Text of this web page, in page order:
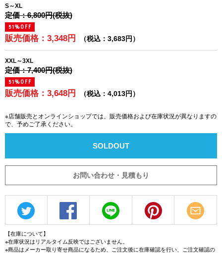
S～XL
定価：6,800円(税抜)
51%OFF
販売価格：3,348円 （税込：3,683円）
XXL～3XL
定価：7,400円(税抜)
51%OFF
販売価格：3,648円 （税込：4,013円）
※店舗販売とオンラインショップでは、販売価格および在庫状況が異なりますの
で、予めご了承ください。
SOLDOUT
お問い合わせ・見積もり
【在庫について】
※在庫状況はリアルタイム反映ではございません。
※商品はメーカー取り寄せ商品になるため、ご注文後に在庫確認を行い、ご注文確認の